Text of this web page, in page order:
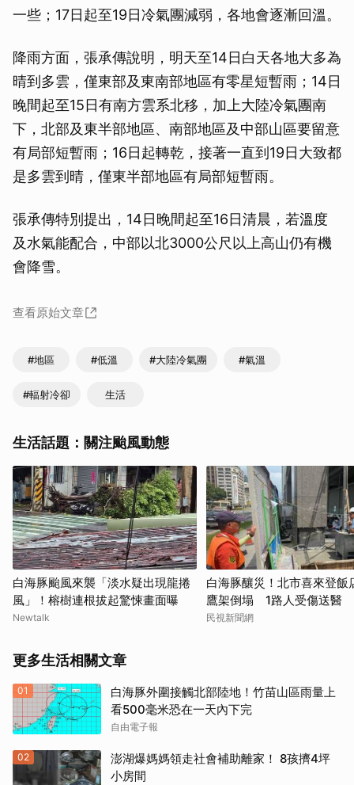
一些；17日起至19日冷氣團減弱，各地會逐漸回溫。
降雨方面，張承傳說明，明天至14日白天各地大多為
晴到多雲，僅東部及東南部地區有零星短暫雨；14日
晚間起至15日有南方雲系北移，加上大陸冷氣團南
下，北部及東半部地區、南部地區及中部山區要留意
有局部短暫雨；16日起轉乾，接著一直到19日大致都
是多雲到晴，僅東半部地區有局部短暫雨。
張承傳特別提出，14日晚間起至16日清晨，若溫度
及水氣能配合，中部以北3000公尺以上高山仍有機
會降雪。
查看原始文章
#地區 #低溫 #大陸冷氣團 #氣溫
#輻射冷卻 生活
生活話題：關注颱風動態
白海豚颱風來襲「淡水疑出現龍捲
風」！榕樹連根拔起驚悚畫面曝
Newtalk
白海豚釀災！北市喜來登飯
鷹架倒塌 1路人受傷送醫
民視新聞網
更多生活相關文章
01
白海豚外圍接觸北部陸地！竹苗山區雨量上
看500毫米恐在一天內下完
自由電子報
02
澎湖爆媽媽領走社會補助離家！ 8孩擠4坪
小房間